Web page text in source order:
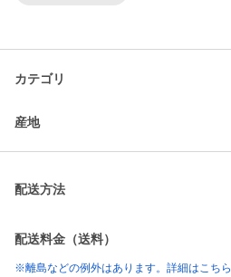
カテゴリ
産地
配送方法
配送料金（送料）
※離島などの例外はあります。詳細はこちら